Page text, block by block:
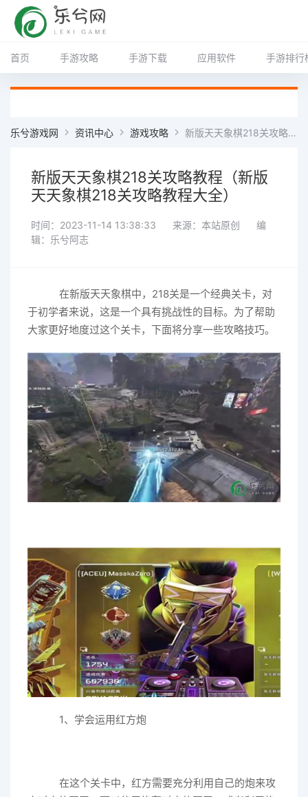
首页 手游攻略 手游下载 应用软件 手游排行
乐兮游戏网 资讯中心 游戏攻略 新版天天象棋218关攻略教程（新版天天象棋218关攻略教程大全）
新版天天象棋218关攻略教程（新版
天天象棋218关攻略教程大全）
时间：2023-11-14 13:38:33 来源：本站原创
编
辑：乐兮阿志
在新版天天象棋中，218关是一个经典关卡，对
于初学者来说，这是一个具有挑战性的目标。为了帮助
大家更好地度过这个关卡，下面将分享一些攻略技巧。
1、学会运用红方炮
在这个关卡中，红方需要充分利用自己的炮来攻